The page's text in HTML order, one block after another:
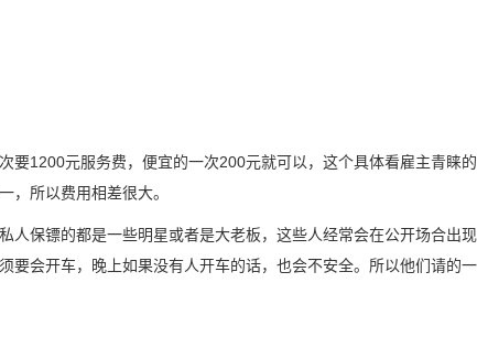
要1200元服务费，便宜的一次200元就可以，这个具体看雇主青睐
，所以费用相差很大。
人保镖的都是一些明星或者是大老板，这些人经常会在公开场合出
要会开车，晚上如果没有人开车的话，也会不安全。所以他们请的